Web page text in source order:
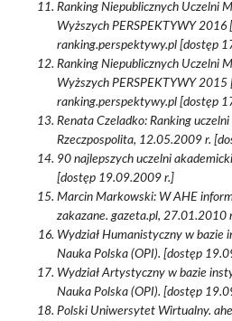
Ranking Niepublicznych Uczelni
Wyższych PERSPEKTYWY 2016
ranking.perspektywy.pl [dostęp
Ranking Niepublicznych Uczelni
Wyższych PERSPEKTYWY 2015
ranking.perspektywy.pl [dostęp
Renata Czeladko: Ranking
Rzeczpospolita, 12.05.2009 r.
90 najlepszych uczelni
[dostęp 19.09.2009 r.]
Marcin Markowski: W AHE
zakazane. gazeta.pl,
Wydział Humanistyczny w
Nauka Polska (OPI). [dostęp
Wydział Artystyczny w bazie
Nauka Polska (OPI). [dostęp
Polski Uniwersytet Wirtualny.